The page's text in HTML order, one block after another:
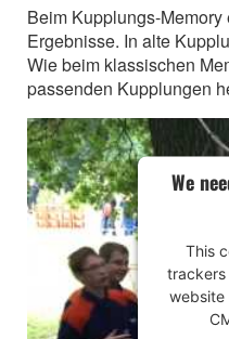
Beim Kupplungs-
Ergebnisse. In alte
Wie beim klassischen
passenden Kupplungen
We
This
trackers
website